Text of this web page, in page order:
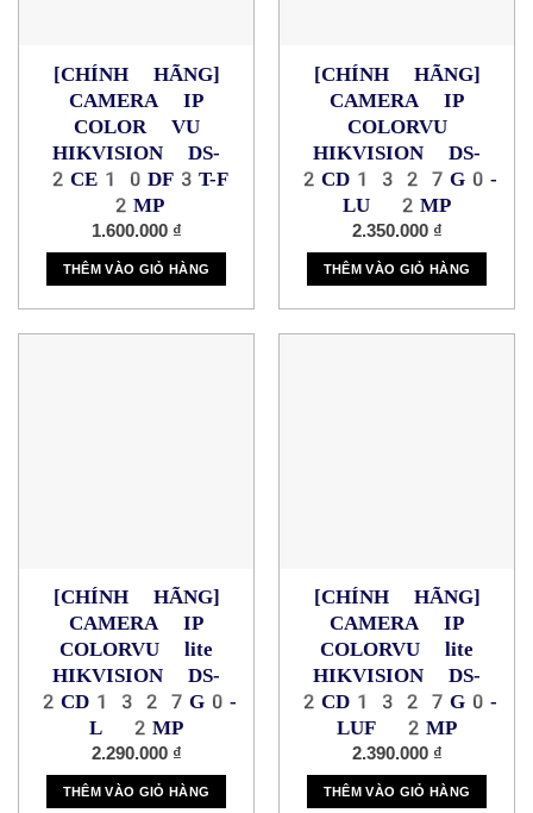
[CHÍNH HÃNG]
CAMERA IP
COLOR VU
HIKVISION DS-
2CE10DF3T-F
2MP
1.600.000 ₫
THÊM VÀO GIỎ HÀNG
[CHÍNH HÃNG]
CAMERA IP
COLORVU
HIKVISION DS-
2CD1327G0-
LU 2MP
2.350.000 ₫
THÊM VÀO GIỎ HÀNG
[CHÍNH HÃNG]
CAMERA IP
COLORVU lite
HIKVISION DS-
2CD1327G0-
L 2MP
2.290.000 ₫
THÊM VÀO GIỎ HÀNG
[CHÍNH HÃNG]
CAMERA IP
COLORVU lite
HIKVISION DS-
2CD1327G0-
LUF 2MP
2.390.000 ₫
THÊM VÀO GIỎ HÀNG